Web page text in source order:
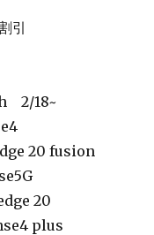
引
2/18~
20 fusion
20
plus